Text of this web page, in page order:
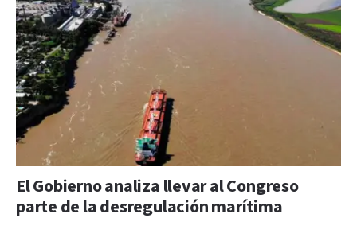
El Gobierno analiza llevar al Congreso
parte de la desregulación marítima